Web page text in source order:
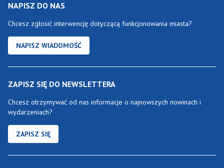
NAPISZ DO NAS
Chcesz zgłosić interwencję dotyczącą funkcjonowania miasta?
NAPISZ WIADOMOŚĆ
ZAPISZ SIĘ DO NEWSLETTERA
Chcesz otrzymywać od nas informacje o najnowszych nowinach i
wydarzeniach?
ZAPISZ SIĘ